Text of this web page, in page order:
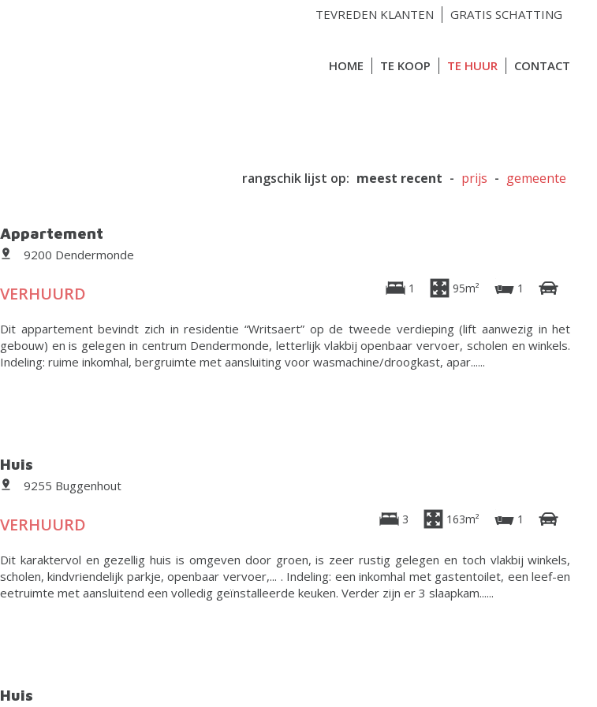
TEVREDEN KLANTEN GRATIS SCHATTING
HOME TE KOOP TE HUUR CONTACT
rangschik lijst op: meest recent - prijs - gemeente
Appartement
9200 Dendermonde
VERHUURD 1 95m² 1
Dit appartement bevindt zich in residentie “Writsaert” op de tweede verdieping (lift aanwezig in het
gebouw) en is gelegen in centrum Dendermonde, letterlijk vlakbij openbaar vervoer, scholen en winkels.
Indeling: ruime inkomhal, bergruimte met aansluiting voor wasmachine/droogkast, apar......
Huis
9255 Buggenhout
VERHUURD 3 163m² 1
Dit karaktervol en gezellig huis is omgeven door groen, is zeer rustig gelegen en toch vlakbij winkels,
scholen, kindvriendelijk parkje, openbaar vervoer,... . Indeling: een inkomhal met gastentoilet, een leef-en
eetruimte met aansluitend een volledig geïnstalleerde keuken. Verder zijn er 3 slaapkam......
Huis